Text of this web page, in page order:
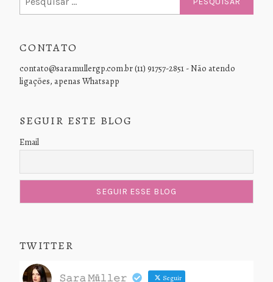
por:
CONTATO
contato@saramullergp.com.br (11) 91757-2851 - Não atendo
ligações, apenas Whatsapp
SEGUIR ESTE BLOG
Email
TWITTER
𝚂𝚊𝚛𝚊 𝙼ü𝚕𝚕𝚎𝚛 Seguir